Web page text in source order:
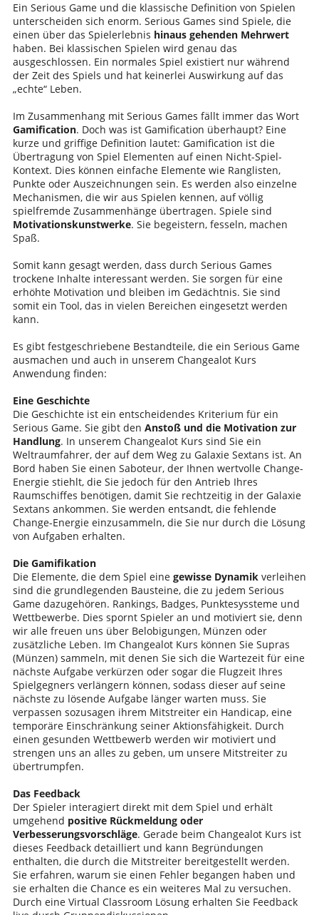
Ein Serious Game und die klassische Definition von Spielen
unterscheiden sich enorm. Serious Games sind Spiele, die
einen über das Spielerlebnis hinaus gehenden Mehrwert
haben. Bei klassischen Spielen wird genau das
ausgeschlossen. Ein normales Spiel existiert nur während
der Zeit des Spiels und hat keinerlei Auswirkung auf das
„echte“ Leben.
Im Zusammenhang mit Serious Games fällt immer das Wort
Gamification. Doch was ist Gamification überhaupt? Eine
kurze und griffige Definition lautet: Gamification ist die
Übertragung von Spiel Elementen auf einen Nicht-Spiel-
Kontext. Dies können einfache Elemente wie Ranglisten,
Punkte oder Auszeichnungen sein. Es werden also einzelne
Mechanismen, die wir aus Spielen kennen, auf völlig
spielfremde Zusammenhänge übertragen. Spiele sind
Motivationskunstwerke. Sie begeistern, fesseln, machen
Spaß.
Somit kann gesagt werden, dass durch Serious Games
trockene Inhalte interessant werden. Sie sorgen für eine
erhöhte Motivation und bleiben im Gedächtnis. Sie sind
somit ein Tool, das in vielen Bereichen eingesetzt werden
kann.
Es gibt festgeschriebene Bestandteile, die ein Serious Game
ausmachen und auch in unserem Changealot Kurs
Anwendung finden:
Eine Geschichte
Die Geschichte ist ein entscheidendes Kriterium für ein
Serious Game. Sie gibt den Anstoß und die Motivation zur
Handlung. In unserem Changealot Kurs sind Sie ein
Weltraumfahrer, der auf dem Weg zu Galaxie Sextans ist. An
Bord haben Sie einen Saboteur, der Ihnen wertvolle Change-
Energie stiehlt, die Sie jedoch für den Antrieb Ihres
Raumschiffes benötigen, damit Sie rechtzeitig in der Galaxie
Sextans ankommen. Sie werden entsandt, die fehlende
Change-Energie einzusammeln, die Sie nur durch die Lösung
von Aufgaben erhalten.
Die Gamifikation
Die Elemente, die dem Spiel eine gewisse Dynamikverleihen
sind die grundlegenden Bausteine, die zu jedem Serious
Game dazugehören. Rankings, Badges, Punktesyssteme und
Wettbewerbe. Dies spornt Spieler an und motiviert sie, denn
wir alle freuen uns über Belobigungen, Münzen oder
zusätzliche Leben. Im Changealot Kurs können Sie Supras
(Münzen) sammeln, mit denen Sie sich die Wartezeit für eine
nächste Aufgabe verkürzen oder sogar die Flugzeit Ihres
Spielgegners verlängern können, sodass dieser auf seine
nächste zu lösende Aufgabe länger warten muss. Sie
verpassen sozusagen ihrem Mitstreiter ein Handicap, eine
temporäre Einschränkung seiner Aktionsfähigkeit. Durch
einen gesunden Wettbewerb werden wir motiviert und
strengen uns an alles zu geben, um unsere Mitstreiter zu
übertrumpfen.
Das Feedback
Der Spieler interagiert direkt mit dem Spiel und erhält
umgehend positive Rückmeldung oder
Verbesserungsvorschläge. Gerade beim Changealot Kurs ist
dieses Feedback detailliert und kann Begründungen
enthalten, die durch die Mitstreiter bereitgestellt werden.
Sie erfahren, warum sie einen Fehler begangen haben und
sie erhalten die Chance es ein weiteres Mal zu versuchen.
Durch eine Virtual Classroom Lösung erhalten Sie Feedback